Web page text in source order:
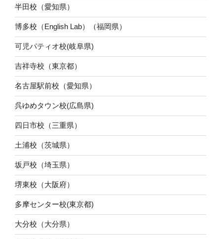
半田校（愛知県）
博多校（English Lab）（福岡県）
可児パティオ校(岐阜県)
吉祥寺校（東京都）
名古屋駅前校（愛知県）
呉ゆめタウン校(広島県)
四日市校（三重県）
土浦校（茨城県）
坂戸校（埼玉県）
堺東校（大阪府）
多摩センター校(東京都)
大分校（大分県）